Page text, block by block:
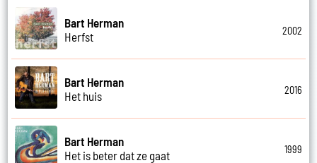
Bart Herman
Herfst
2002
Bart Herman
Het huis
2016
Bart Herman
Het is beter dat ze gaat
1999